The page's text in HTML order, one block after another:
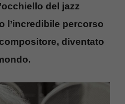
del jazz
l’incredibile percorso
diventato